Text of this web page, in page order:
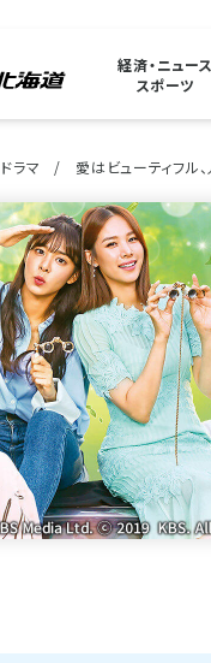
経済・ニュース
スポーツ
ラマ 愛はビューティフル